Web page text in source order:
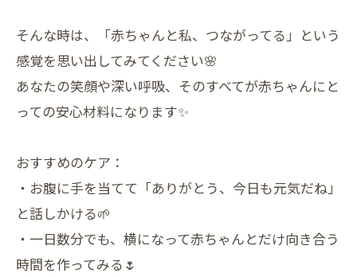
そんな時は、「赤ちゃんと私、つながってる」という
感覚を思い出してみてください🌸
あなたの笑顔や深い呼吸、そのすべてが赤ちゃんにと
っての安心材料になります✨
おすすめのケア：
・お腹に手を当てて「ありがとう、今日も元気だね」
と話しかける🌱
・一日数分でも、横になって赤ちゃんとだけ向き合う
時間を作ってみる🌷